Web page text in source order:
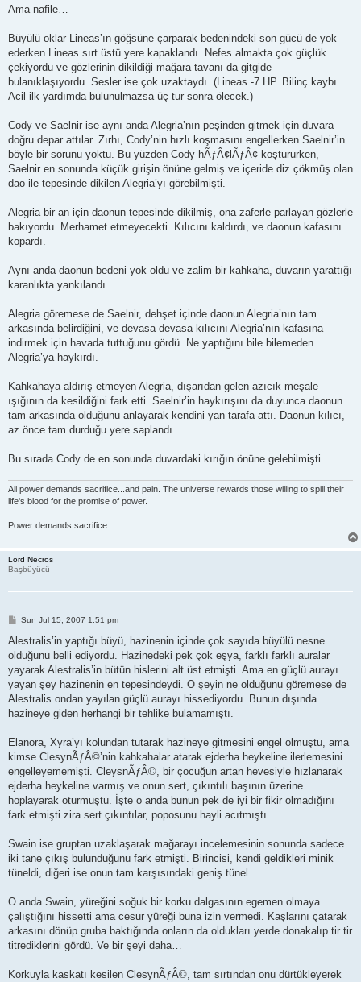
Ama nafile…
Büyülü oklar Lineas’ın göğsüne çarparak bedenindeki son gücü de yok
ederken Lineas sırt üstü yere kapaklandı. Nefes almakta çok güçlük
çekiyordu ve gözlerinin dikildiği mağara tavanı da gitgide
bulanıklaşıyordu. Sesler ise çok uzaktaydı. (Lineas -7 HP. Bilinç kaybı.
Acil ilk yardımda bulunulmazsa üç tur sonra ölecek.)
Cody ve Saelnir ise aynı anda Alegria’nın peşinden gitmek için duvara
doğru depar attılar. Zırhı, Cody’nin hızlı koşmasını engellerken Saelnir’in
böyle bir sorunu yoktu. Bu yüzden Cody hÃƒÂ¢lÃƒÂ¢ koştururken,
Saelnir en sonunda küçük girişin önüne gelmiş ve içeride diz çökmüş olan
dao ile tepesinde dikilen Alegria’yı görebilmişti.
Alegria bir an için daonun tepesinde dikilmiş, ona zaferle parlayan gözlerle
bakıyordu. Merhamet etmeyecekti. Kılıcını kaldırdı, ve daonun kafasını
kopardı.
Aynı anda daonun bedeni yok oldu ve zalim bir kahkaha, duvarın yarattığı
karanlıkta yankılandı.
Alegria göremese de Saelnir, dehşet içinde daonun Alegria’nın tam
arkasında belirdiğini, ve devasa devasa kılıcını Alegria’nın kafasına
indirmek için havada tuttuğunu gördü. Ne yaptığını bile bilemeden
Alegria’ya haykırdı.
Kahkahaya aldırış etmeyen Alegria, dışarıdan gelen azıcık meşale
ışığının da kesildiğini fark etti. Saelnir’in haykırışını da duyunca daonun
tam arkasında olduğunu anlayarak kendini yan tarafa attı. Daonun kılıcı,
az önce tam durduğu yere saplandı.
Bu sırada Cody de en sonunda duvardaki kırığın önüne gelebilmişti.
All power demands sacrifice...and pain. The universe rewards those willing to spill their
life's blood for the promise of power.
Power demands sacrifice.
Lord Necros
Başbüyücü
P
s
Sun Jul 15, 2007 1:51 pm
Alestralis’in yaptığı büyü, hazinenin içinde çok sayıda büyülü nesne
olduğunu belli ediyordu. Hazinedeki pek çok eşya, farklı farklı auralar
yayarak Alestralis’in bütün hislerini alt üst etmişti. Ama en güçlü aurayı
yayan şey hazinenin en tepesindeydi. O şeyin ne olduğunu göremese de
Alestralis ondan yayılan güçlü aurayı hissediyordu. Bunun dışında
hazineye giden herhangi bir tehlike bulamamıştı.
Elanora, Xyra’yı kolundan tutarak hazineye gitmesini engel olmuştu, ama
kimse ClesynÃƒÂ©’nin kahkahalar atarak ejderha heykeline ilerlemesini
engelleyememişti. CleysnÃƒÂ©, bir çocuğun artan hevesiyle hızlanarak
ejderha heykeline varmış ve onun sert, çıkıntılı başının üzerine
hoplayarak oturmuştu. İşte o anda bunun pek de iyi bir fikir olmadığını
fark etmişti zira sert çıkıntılar, poposunu hayli acıtmıştı.
Swain ise gruptan uzaklaşarak mağarayı incelemesinin sonunda sadece
iki tane çıkış bulunduğunu fark etmişti. Birincisi, kendi geldikleri minik
tüneldi, diğeri ise onun tam karşısındaki geniş tünel.
O anda Swain, yüreğini soğuk bir korku dalgasının egemen olmaya
çalıştığını hissetti ama cesur yüreği buna izin vermedi. Kaşlarını çatarak
arkasını dönüp gruba baktığında onların da oldukları yerde donakalıp tir tir
titrediklerini gördü. Ve bir şeyi daha…
Korkuyla kaskatı kesilen ClesynÃƒÂ©, tam sırtından onu dürtükleyerek